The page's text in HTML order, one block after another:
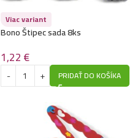
Viac variant
Bono Štipec sada 8ks
1,22€
PRIDAŤ DO KOŠÍKA